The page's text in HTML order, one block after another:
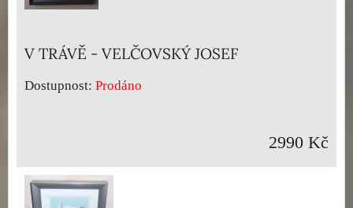
V TRÁVĚ - VELČOVSKÝ JOSEF
Dostupnost: Prodáno
2990 Kč